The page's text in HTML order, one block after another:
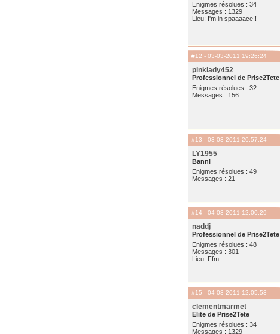
Enigmes résolues : 34
Messages : 1329
Lieu: I'm in spaaaace!!
#12 - 03-03-2011 19:26:24
pinklady452
Professionnel de Prise2Tete
Enigmes résolues : 32
Messages : 156
#13 - 03-03-2011 20:57:24
LY1955
Banni
Enigmes résolues : 49
Messages : 21
#14 - 04-03-2011 12:00:29
naddj
Professionnel de Prise2Tete
Enigmes résolues : 48
Messages : 301
Lieu: Ffm
#15 - 04-03-2011 12:05:53
clementmarmet
Elite de Prise2Tete
Enigmes résolues : 34
Messages : 1329